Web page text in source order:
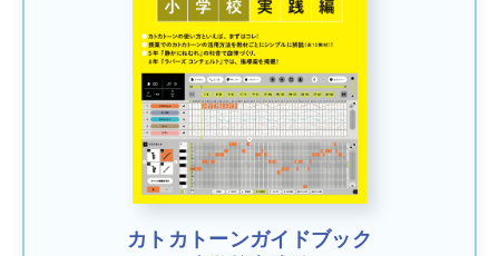
カトカトーンガイドブック